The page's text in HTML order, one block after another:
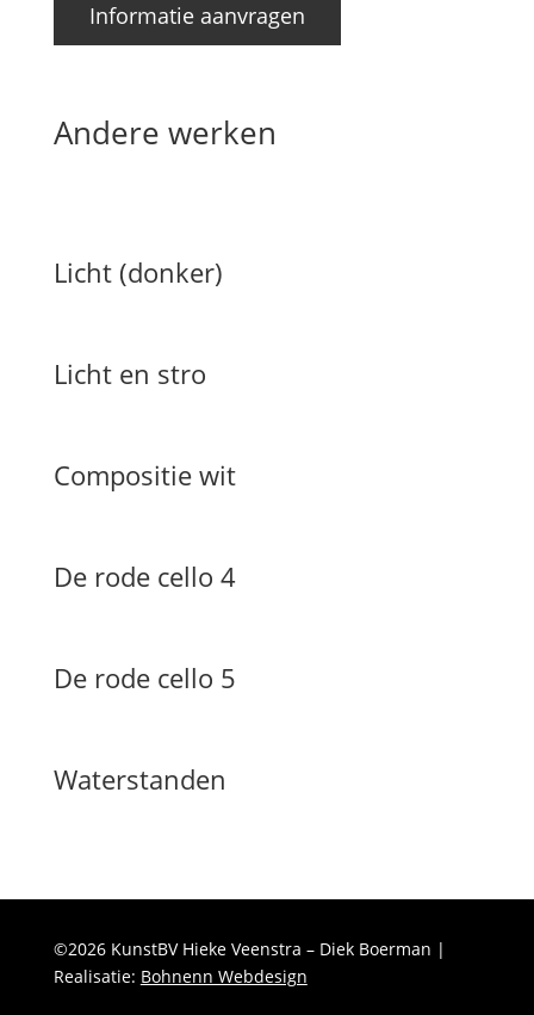
Informatie aanvragen
Andere werken
Licht (donker)
Licht en stro
Compositie wit
De rode cello 4
De rode cello 5
Waterstanden
©2026 KunstBV Hieke Veenstra – Diek Boerman |
Realisatie: Bohnenn Webdesign